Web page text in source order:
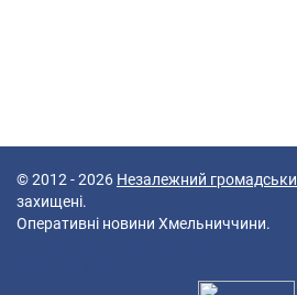
© 2012 - 2026 Незалежний
захищені.
Оперативні новини Хмельниччини.